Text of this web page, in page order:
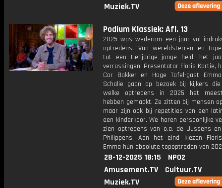
Muziek.TV
Podium Klassiek: Afl. 13
2025 was wederom een jaar vol
optredens. Van wereldsterren en
tot een tienjarige jonge held, het
verrassingen. Presentator Floris Kortie,
Cor Bakker en Hoge Tafel-gast
Schalie gaan op bezoek bij kijkers
welke optredens in 2025 het
hebben gemaakt. Ze zitten bij mensen
maar zijn ook bij repetities van een
een kinderkoor. We horen persoonlijke
zien optredens van o.a. de Jussens
Philippens. Aan het eind kiezen
Emma hún absolute topoptreden van
28-12-2025 18:15
NPO2
Amusement.TV
Cultuur.TV
Muziek.TV